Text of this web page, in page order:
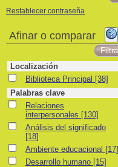
Restablecer contraseña
Afinar o comparar
Localización
Biblioteca Principal
Biblioteca Principal [38]
Palabras clave
Relaciones interpersonales
Relaciones
interpersonales [130]
Análisis del significado
Análisis del significado
[18]
Ambiente educacional
Ambiente educacional [17]
Desarrollo humano
Desarrollo humano [15]